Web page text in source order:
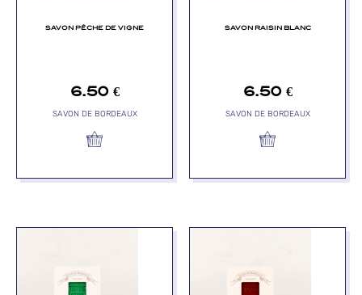
SAVON PÊCHE DE VIGNE
6.50 €
SAVON DE BORDEAUX
SAVON RAISIN BLANC
6.50 €
SAVON DE BORDEAUX